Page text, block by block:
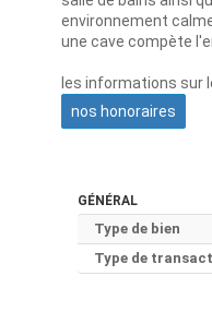
environnement
une cave compète
les informations sur
nos honoraires
GÉNÉRAL
Type de bien
Type de